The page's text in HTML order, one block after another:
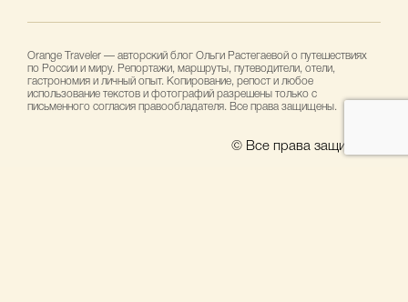
Orange Traveler — авторский блог Ольги Растегаевой о путешествиях
по России и миру. Репортажи, маршруты, путеводители, отели,
гастрономия и личный опыт. Копирование, репост и любое
использование текстов и фотографий разрешены только с
письменного согласия правообладателя. Все права защищены.
© Все права защищены